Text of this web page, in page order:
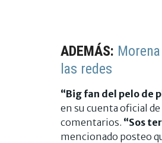
ADEMÁS:
las redes
“Big fan del pelo de
en su cuenta oficial de
comentarios. “Sos
mencionado posteo